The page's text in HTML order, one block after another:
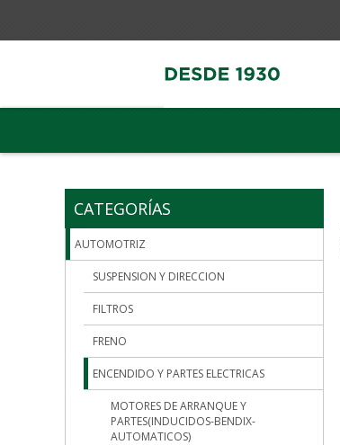
CATEGORÍAS
AUTOMOTRIZ
SUSPENSION Y DIRECCION
FILTROS
FRENO
ENCENDIDO Y PARTES ELECTRICAS
MOTORES DE ARRANQUE Y
PARTES(INDUCIDOS-BENDIX-
AUTOMATICOS)